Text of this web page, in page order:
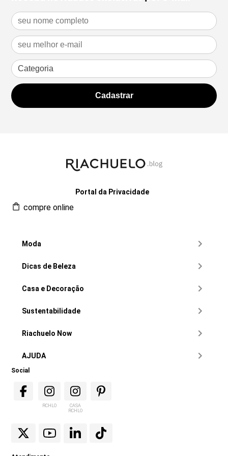
Portal da Privacidade
compre online
Moda
Dicas de Beleza
Casa e Decoração
Sustentabilidade
Riachuelo Now
AJUDA
Social
RCHLO
CASA
RCHLO